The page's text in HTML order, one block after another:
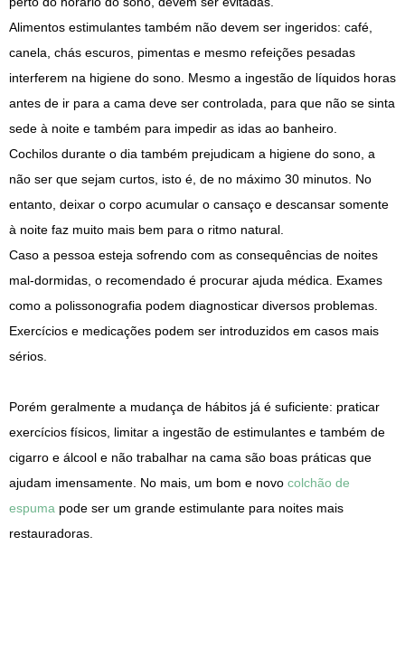
Alimentos estimulantes também não devem ser ingeridos: café,
canela, chás escuros, pimentas e mesmo refeições pesadas
interferem na higiene do sono. Mesmo a ingestão de líquidos horas
antes de ir para a cama deve ser controlada, para que não se sinta
sede à noite e também para impedir as idas ao banheiro.
Cochilos durante o dia também prejudicam a higiene do sono, a
não ser que sejam curtos, isto é, de no máximo 30 minutos. No
entanto, deixar o corpo acumular o cansaço e descansar somente
à noite faz muito mais bem para o ritmo natural.
Caso a pessoa esteja sofrendo com as consequências de noites
mal-dormidas, o recomendado é procurar ajuda médica. Exames
como a polissonografia podem diagnosticar diversos problemas.
Exercícios e medicações podem ser introduzidos em casos mais
sérios.
Porém geralmente a mudança de hábitos já é suficiente: praticar
exercícios físicos, limitar a ingestão de estimulantes e também de
cigarro e álcool e não trabalhar na cama são boas práticas que
ajudam imensamente. No mais, um bom e novo colchão de
espuma pode ser um grande estimulante para noites mais
restauradoras.